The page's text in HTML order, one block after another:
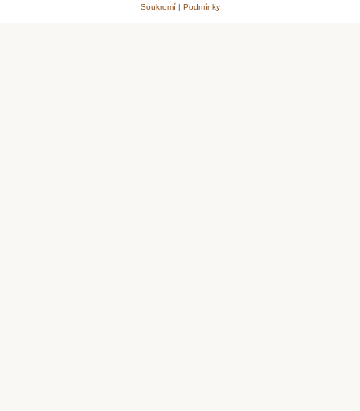
Soukromí| Podmínky